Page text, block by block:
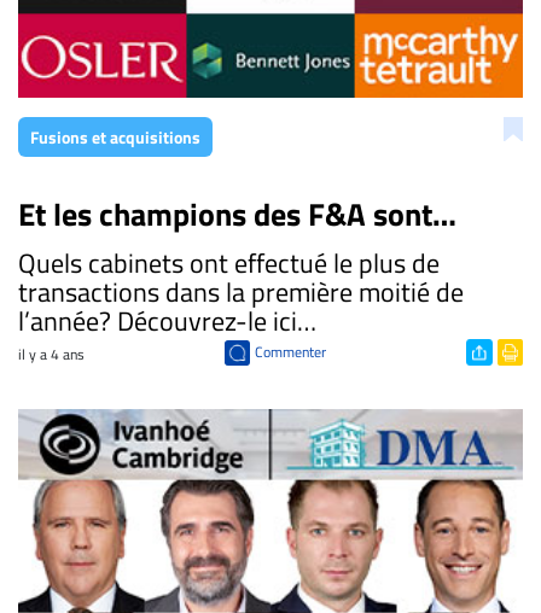
Fusions et acquisitions
Et les champions des F&A sont…
Quels cabinets ont effectué le plus de
transactions dans la première moitié de
l’année? Découvrez-le ici…
il y a 4 ans Commenter